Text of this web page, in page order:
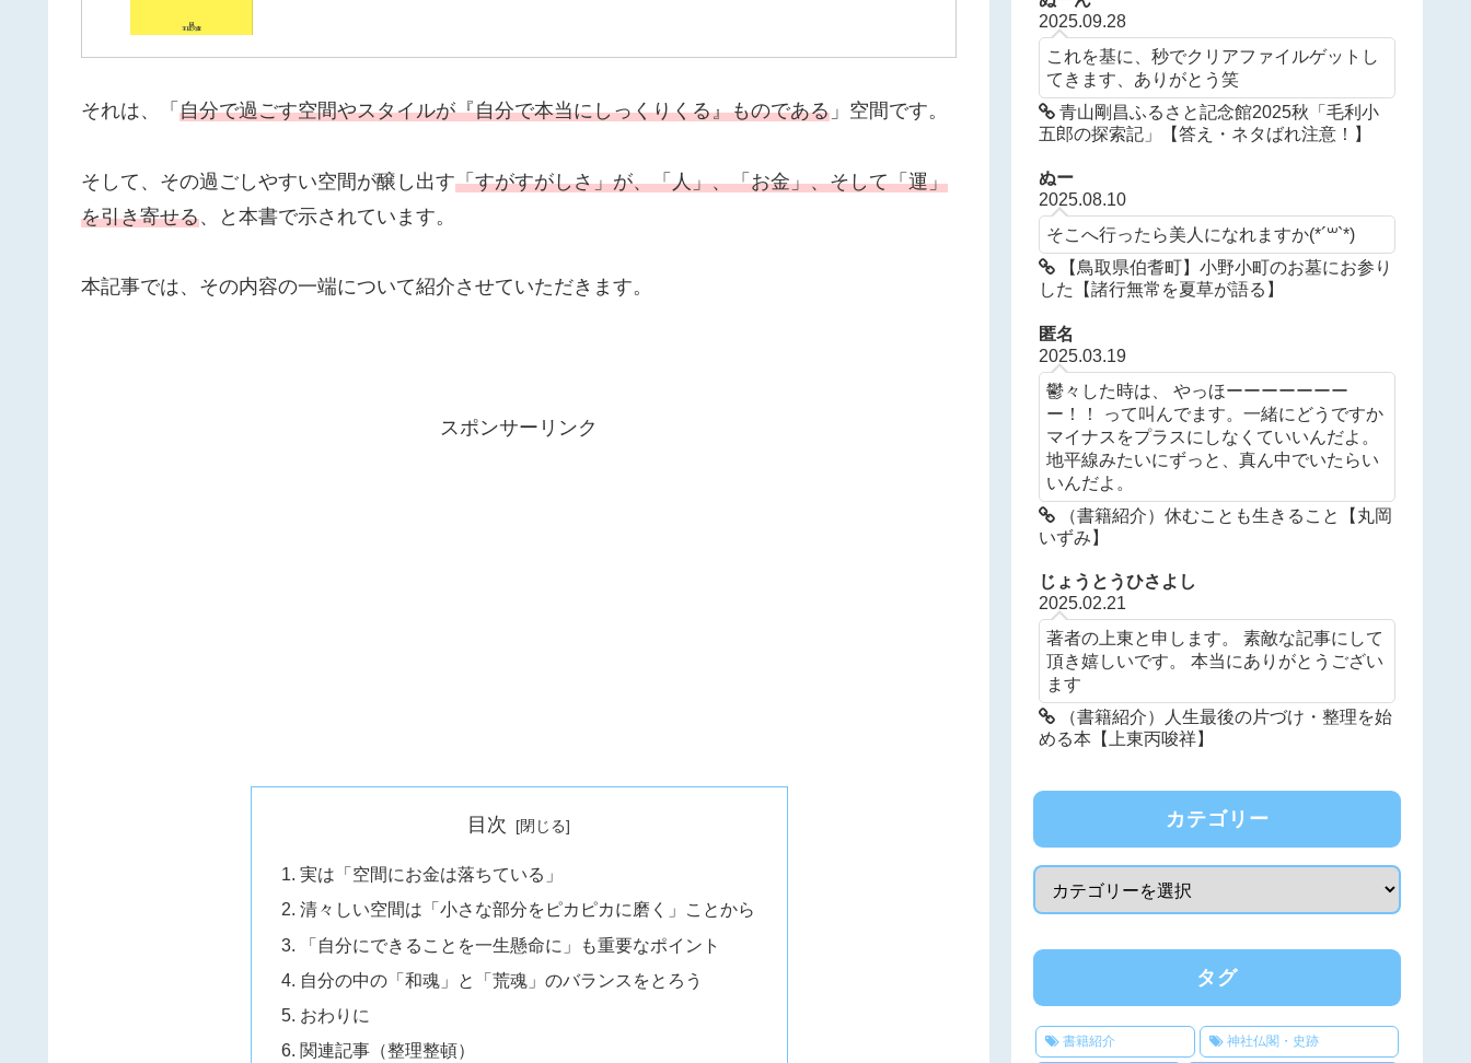
それは、「 自分で過ごす空間やスタイルが『自分で本当にしっくりくる』ものである 」空間です。
そして、その過ごしやすい空間が醸し出す「すがすがしさ」が、「人」、「お金」、そして「運」
を引き寄せる、と本書で示されています。
本記事では、その内容の一端について紹介させていただきます。
スポンサーリンク
目次
実は「空間にお金は落ちている」
清々しい空間は「小さな部分をピカピカに磨く」ことから
「自分にできることを一生懸命に」も重要なポイント
自分の中の「和魂」と「荒魂」のバランスをとろう
おわりに
関連記事（整理整頓）
2025.09.28
これを基に、秒でクリアファイルゲットし
てきます、ありがとう笑
青山剛昌ふるさと記念館2025秋「毛利小
五郎の探索記」【答え・ネタばれ注意！】
ぬー
2025.08.10
そこへ行ったら美人になれますか(*´꒳`*)
【鳥取県伯耆町】小野小町のお墓にお参り
した【諸行無常を夏草が語る】
匿名
2025.03.19
鬱々した時は、 やっほーーーーーーー
ー！！ って叫んでます。一緒にどうですか
マイナスをプラスにしなくていいんだよ。
地平線みたいにずっと、真ん中でいたらい
いんだよ。
（書籍紹介）休むことも生きること【丸岡
いずみ】
じょうとうひさよし
2025.02.21
著者の上東と申します。 素敵な記事にして
頂き嬉しいです。 本当にありがとうござい
ます
（書籍紹介）人生最後の片づけ・整理を始
める本【上東丙唆祥】
カテゴリー
タグ
書籍紹介 神社仏閣・史跡